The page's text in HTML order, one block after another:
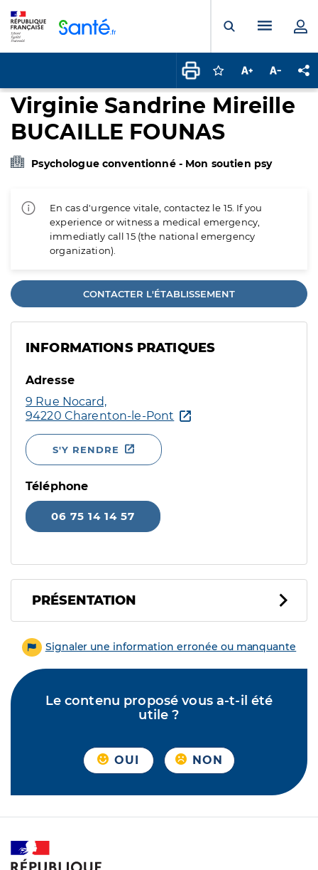
Ouvrir laMenu
Connectez-vous
Augmenter la
Virginie Sandrine Mireille
BUCAILLE FOUNAS
Psychologue conventionné - Mon soutien psy
En cas d'urgence vitale, contactez le 15. If you
experience or witness a medical emergency,
immediatly call 15 (the national emergency
organization).
CONTACTER L'ÉTABLISSEMENT
INFORMATIONS PRATIQUES
Adresse
9 Rue Nocard,
94220 Charenton-le-Pont
S'Y RENDRE
Téléphone
06 75 14 14 57
PRÉSENTATION
Signaler une information erronée ou manquante
Le contenu proposé vous a-t-il été
utile ?
OUI NON